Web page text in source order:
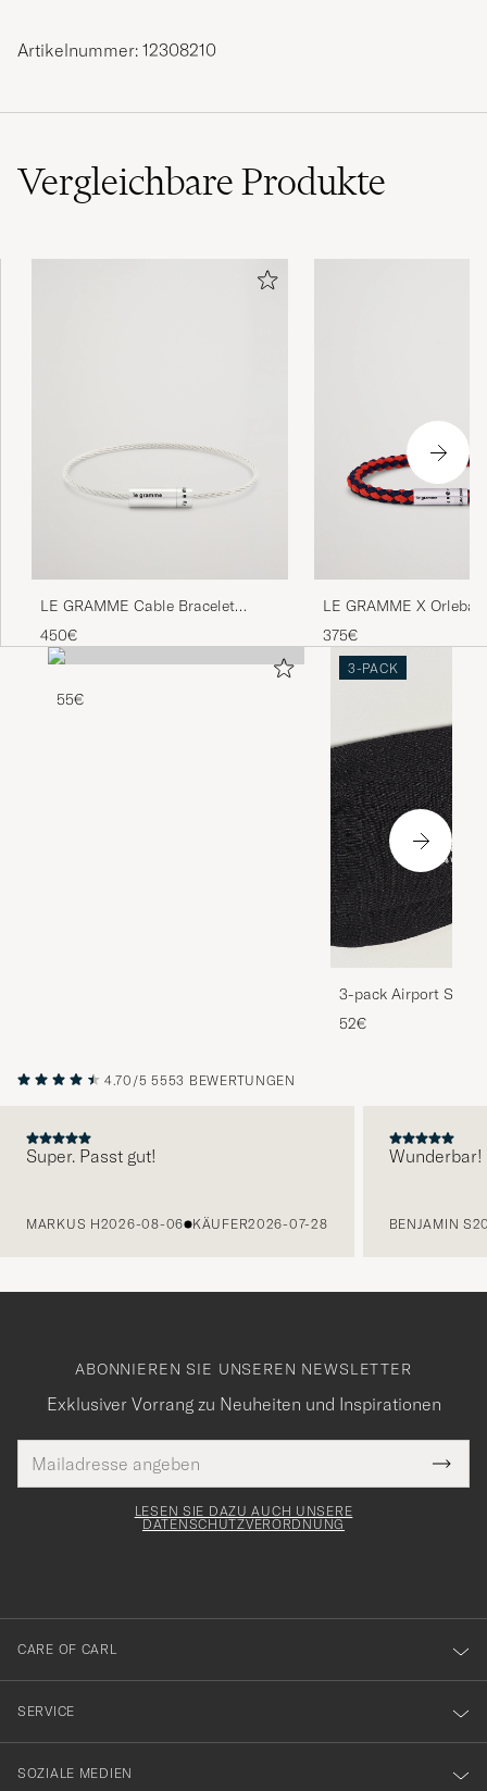
Artikelnummer: 12308210
VergleichbareProdukte
LE GRAMME Cable Bracelet
Brushed Sterling Silver 7g
450€
LE GRAMME X Orlebar
Nato Bracelet Navy/Red
375€
55€
3-PACK
3-pack Airport
Melange
52€
4.70/5 5553 BEWERTUNGEN
Super. Passt gut!
MARKUS H2026-08-06 KÄUFER2026-07-28
Wunderbar!
BENJAMIN S
ABONNIEREN SIE UNSEREN NEWSLETTER
Exklusiver Vorrang zu Neuheiten und Inspirationen
Mail
Adresse
Tack
för
dig
till
vårt
nyhetsbrev!
LESEN SIE DAZU AUCH UNSERE
DATENSCHUTZVERORDNUNG
CARE OF CARL
SERVICE
SOZIALE MEDIEN